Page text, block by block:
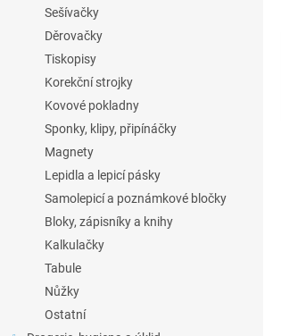
Sešívačky
Děrovačky
Tiskopisy
Korekční strojky
Kovové pokladny
Sponky, klipy, připínáčky
Magnety
Lepidla a lepicí pásky
Samolepicí a poznámkové bločky
Bloky, zápisníky a knihy
Kalkulačky
Tabule
Nůžky
Ostatní